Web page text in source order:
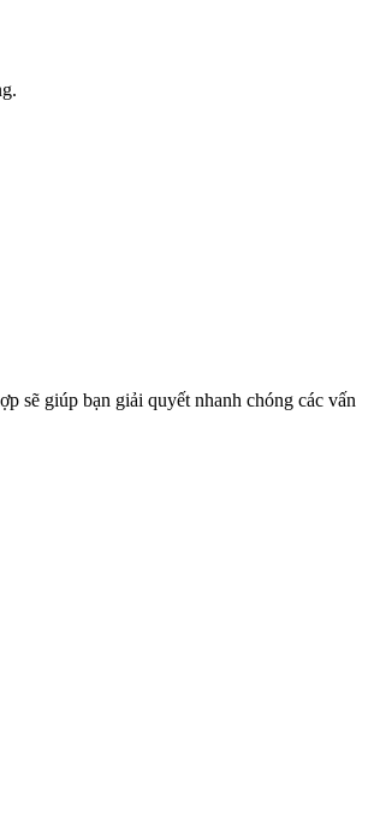
sẽ giúp bạn giải quyết nhanh chóng các vấn